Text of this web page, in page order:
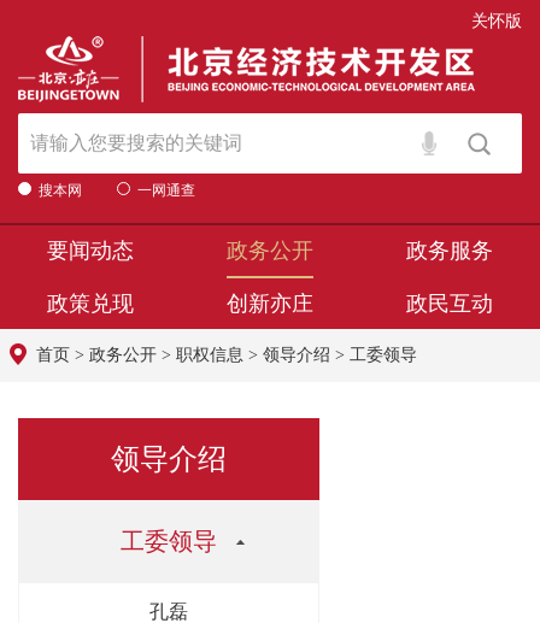
关怀版
搜本网 一网通查
要闻动态 政务公开 政务服务
政策兑现 创新亦庄 政民互动
首页 > 政务公开 > 职权信息 > 领导介绍 > 工委领导
领导介绍
工委领导
孔磊